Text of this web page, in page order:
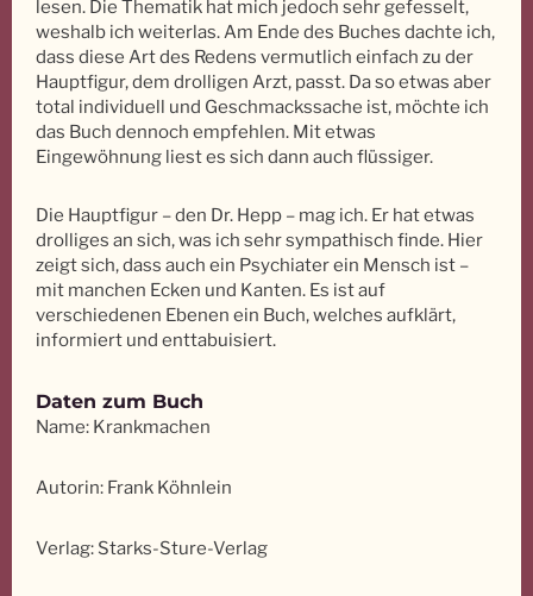
lesen. Die Thematik hat mich jedoch sehr gefesselt,
weshalb ich weiterlas. Am Ende des Buches dachte ich,
dass diese Art des Redens vermutlich einfach zu der
Hauptfigur, dem drolligen Arzt, passt. Da so etwas aber
total individuell und Geschmackssache ist, möchte ich
das Buch dennoch empfehlen. Mit etwas
Eingewöhnung liest es sich dann auch flüssiger.
Die Hauptfigur – den Dr. Hepp – mag ich. Er hat etwas
drolliges an sich, was ich sehr sympathisch finde. Hier
zeigt sich, dass auch ein Psychiater ein Mensch ist –
mit manchen Ecken und Kanten. Es ist auf
verschiedenen Ebenen ein Buch, welches aufklärt,
informiert und enttabuisiert.
Daten zum Buch
Name: Krankmachen
Autorin: Frank Köhnlein
Verlag: Starks-Sture-Verlag